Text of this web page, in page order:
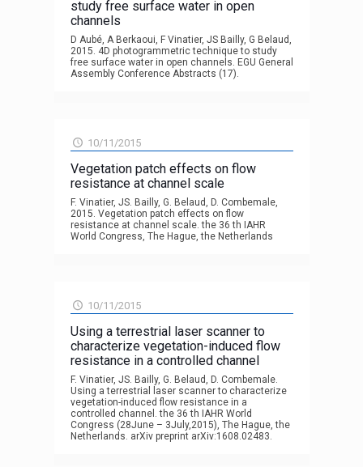
study free surface water in open
channels
D Aubé, A Berkaoui, F Vinatier, JS Bailly, G Belaud,
2015. 4D photogrammetric technique to study
free surface water in open channels. EGU General
Assembly Conference Abstracts (17).
10/11/2015
Vegetation patch effects on flow
resistance at channel scale
F. Vinatier, JS. Bailly, G. Belaud, D. Combemale,
2015. Vegetation patch effects on flow
resistance at channel scale. the 36 th IAHR
World Congress, The Hague, the Netherlands
10/11/2015
Using a terrestrial laser scanner to
characterize vegetation-induced flow
resistance in a controlled channel
F. Vinatier, JS. Bailly, G. Belaud, D. Combemale.
Using a terrestrial laser scanner to characterize
vegetation-induced flow resistance in a
controlled channel. the 36 th IAHR World
Congress (28June – 3July,2015), The Hague, the
Netherlands. arXiv preprint arXiv:1608.02483.